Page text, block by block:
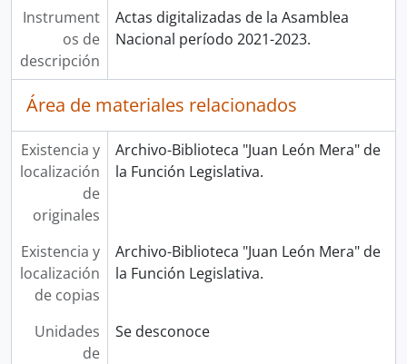
Instrument
os de
descripción
Actas digitalizadas de la Asamblea
Nacional período 2021-2023.
Área de materiales relacionados
Existencia y
localización
de
originales
Archivo-Biblioteca "Juan León Mera" de
la Función Legislativa.
Existencia y
localización
de copias
Archivo-Biblioteca "Juan León Mera" de
la Función Legislativa.
Unidades
de
Se desconoce